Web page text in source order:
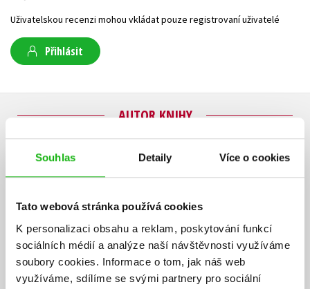
Souhlas Detaily Více o cookies
Tato webová stránka používá cookies
K personalizaci obsahu a reklam, poskytování funkcí
sociálních médií a analýze naší návštěvnosti využíváme
soubory cookies. Informace o tom, jak náš web
využíváme, sdílíme se svými partnery pro sociální
Uživatelskou recenzi mohou vkládat pouze registrovaní uživatelé
Přihlásit
AUTOR KNIHY